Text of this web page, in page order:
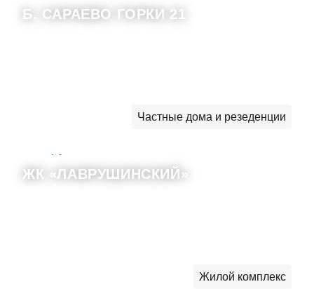
Б. САРАЕВО ГОРКИ 21
Частные дома и резеденции
ЖК «ЛАВРУШИНСКИЙ»
Жилой комплекс